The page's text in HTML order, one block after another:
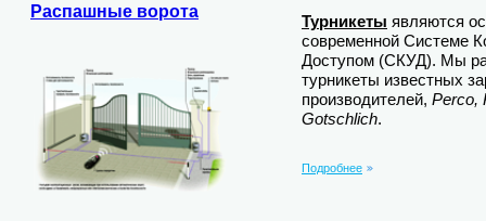
Распашные ворота
Турникеты являются
современной Системе
Доступом (СКУД). Мы
турникеты известных
производителей, Perco,
Gotschlich.
Подробнее